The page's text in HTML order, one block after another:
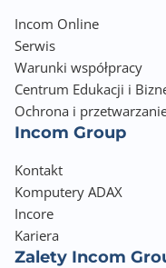
Incom Online
Serwis
Warunki współpracy
Centrum Edukacji i
Ochrona i
Incom Group
Kontakt
Komputery ADAX
Incore
Kariera
Zalety Incom